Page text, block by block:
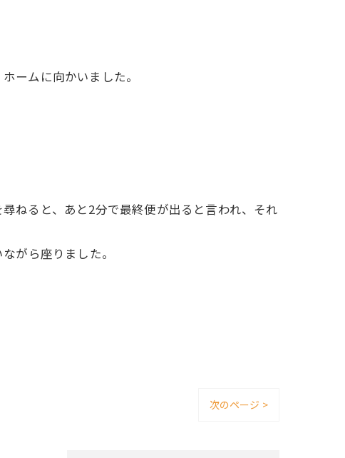
ームに向かいました。
ねると、あと2分で最終便が出ると言われ、それ
がら座りました。
次のページ >